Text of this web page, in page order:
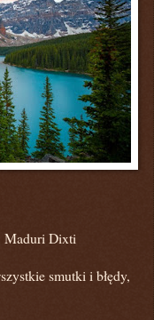
Maduri Dixti
smutki i błędy,